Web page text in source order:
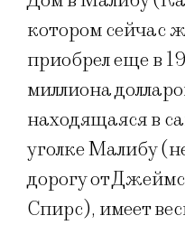
котором сейчас
приобрел еще в
миллиона
находящаяся в
уголке Малибу
дорогу от
Спирс), имеет